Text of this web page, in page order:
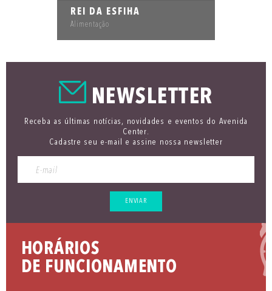
REI DA ESFIHA
Alimentação
NEWSLETTER
Receba as últimas notícias, novidades e eventos do Avenida
Center.
Cadastre seu e-mail e assine nossa newsletter
ENVIAR
HORÁRIOS
DE FUNCIONAMENTO